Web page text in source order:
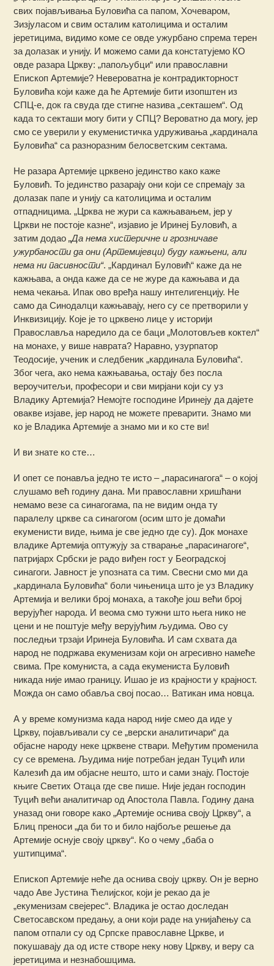
свих појављивања Буловића са папом, Хочеваром,
Зизјуласом и свим осталим католицима и осталим
јеретицима, видимо коме се овде ужурбано спрема терен
за долазак и унију. И можемо сами да констатујемо КО
овде разара Цркву: „папољубци“ или православни
Епископ Артемије? Невероватна је контрадикторност
Буловића који каже да ће Артемије бити изопштен из
СПЦ-e, док га свуда где стигне назива „секташем“. Од
када то секташи могу бити у СПЦ? Вероватно да могу, јер
смо се уверили у екуменистичка удруживања „кардинала
Буловића“ са разноразним белосветским сектама.
Не разара Артемије црквено јединство како каже
Буловић. То јединство разарају они који се спремају за
долазак папе и унију са католицима и осталим
отпадницима. „Црква не жури са кажњавањем, јер у
Цркви не постоје казне“, изјавио је Иринеј Буловић, а
затим додао„Да нема хистеричне и грозничаве
ужурбаности да они (Артемијевци) буду кажњени, али
нема ни пасивности“. „Кардинал Буловић“ каже да не
кажњава, а онда каже да се не журе да кажњава и да
нема чекања. Ипак ово вређа нашу интелигенцију. Не
само да Синодалци кажњавају, него су се претворили у
Инквизицију. Које је то црквено лице у историји
Православља наредило да се баци „Молотовљев коктел“
на монахе, у више наврата? Наравно, узурпатор
Теодосије, ученик и следбеник „кардинала Буловића“.
Због чега, ако нема кажњавања, остају без посла
вероучитељи, професори и сви мирјани који су уз
Владику Артемија? Немојте господине Иринеју да дајете
овакве изјаве, јер народ не можете преварити. Знамо ми
ко је Владика Артемије а знамо ми и ко сте ви!
И ви знате ко сте…
И опет се понавља једно те исто – „парасинагога“ – о којој
слушамо већ годину дана. Ми православни хришћани
немамо везе са синагогама, па не видим онда ту
паралелу цркве са синагогом (осим што је домаћи
екуменисти виде, њима је све једно где су). Док монахе
владике Артемија оптужују за стварање „парасинагоге“,
патријарх Србски је радо виђен гост у Београдској
синагоги. Јавност је упозната са тим. Свесни смо ми да
„кардинала Буловића“ боли чињеница што је уз Владику
Артемија и велики број монаха, а такође још већи број
верујућег народа. И веома смо тужни што њега нико не
цени и не поштује међу верујућим људима. Ово су
последњи трзаји Иринеја Буловића. И сам схвата да
народ не подржава екуменизам који он агресивно намеће
свима. Пре комуниста, а сада екумениста Буловић
никада није имао границу. Ишао је из крајности у крајност.
Можда он само обавља свој посао… Ватикан има новца.
А у време комунизма када народ није смео да иде у
Цркву, појављивали су се „верски аналитичари“ да
објасне народу неке црквене ствари. Међутим променила
су се времена. Људима није потребан један Туцић или
Калезић да им објасне нешто, што и сами знају. Постоје
књиге Светих Отаца где све пише. Није један господин
Туцић већи аналитичар од Апостола Павла. Годину дана
уназад они говоре како „Артемије оснива своју Цркву“, а
Блиц преноси „да би то и било најбоље решење да
Артемије оснује своју цркву“. Ко о чему „баба о
уштипцима“.
Епископ Артемије неће да оснива своју цркву. Он је верно
чадо Аве Јустина Ћелијског, који је рекао да је
„екуменизам свејерес“. Владика је остао доследан
Светосавском предању, а они који раде на унијаћењу са
папом отпали су од Српске православне Цркве, и
покушавају да од исте створе неку нову Цркву, и веру са
јеретицима и незнабошцима.